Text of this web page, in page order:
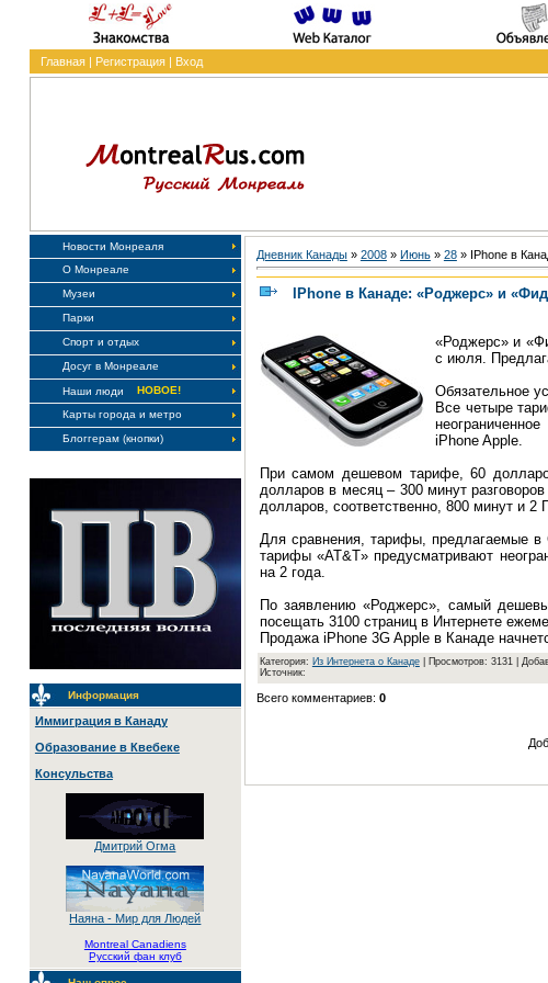
Главная| Регистрация| Вход
Новости Монреаля
О Монреале
Музеи
Парки
Спорт и отдых
Досуг в Монреале
Наши люди
НОВОЕ!
Карты города и метро
Блоггерам (кнопки)
Информация
Иммиграция в Канаду
Образование в Квебеке
Консульства
Дмитрий Огма
Наяна - Мир для Людей
Montreal Canadiens
Русский фан клуб
Дневник Канады» 2008 » Июнь » 28» IPhone в
IPhone в Канаде: «Роджерс» и
«Роджерс» и
с июля.
Обязательное
Все четыре
iPhone Apple.
При самом дешевом тарифе, 60
долларов в месяц – 300 минут
долларов, соответственно, 800 минут и 2
Для сравнения, тарифы, предлагаемые
тарифы «AT&T» предусматривают
на 2 года.
По заявлению «Роджерс», самый
посещать 3100 страниц в Интернете
Продажа iPhone 3G Apple в Канаде
Категория: Из Интернета о Канаде| Просмотров: 3131 |
Источник:
Всего комментариев: 0